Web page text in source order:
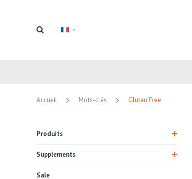
Accueil Mots-clés Gluten Free
Produits
Supplements
Sale